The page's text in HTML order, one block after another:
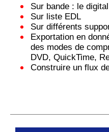
Sur bande : le
Sur liste EDL
Sur différents
Exportation en
des modes de
DVD, QuickTime,
Construire un flux